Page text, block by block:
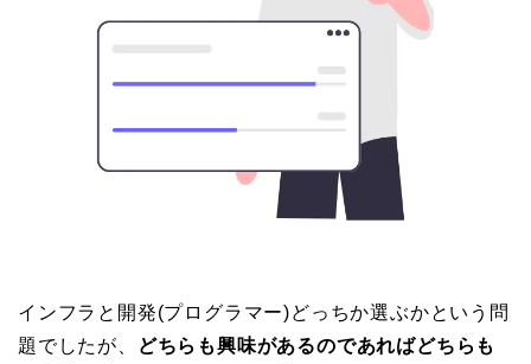
インフラと開発(プログラマー)どっちか選ぶかという問
題でしたが、
どちらも興味があるのであればどちらも